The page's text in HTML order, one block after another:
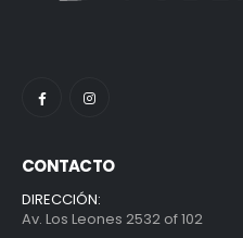
CONTACTO
DIRECCIÓN:
Av. Los Leones 2532 of 102